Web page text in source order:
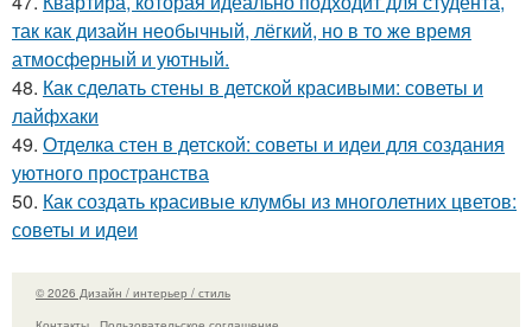
так как дизайн необычный, лёгкий, но в то же время
атмосферный и уютный.
48. Как сделать стены в детской красивыми: советы и
лайфхаки
49. Отделка стен в детской: советы и идеи для создания
уютного пространства
50. Как создать красивые клумбы из многолетних цветов:
советы и идеи
© 2026 Дизайн / интерьер / стиль